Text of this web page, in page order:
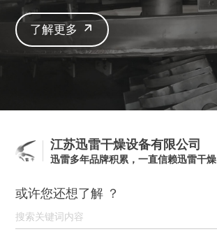
了解更多
江苏迅雷干燥设备有限公司
迅雷多年品牌积累，一直信赖迅雷干燥
或许您还想了解 ？